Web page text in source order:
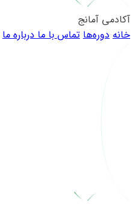
آکادمی آمانج
خانه دوره‌ها تماس با مادرباره ما